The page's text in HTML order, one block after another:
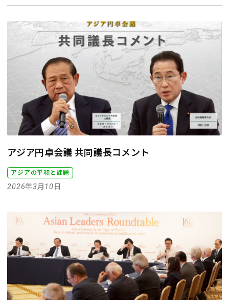
アジア円卓会議 共同議長コメント
アジアの平和と課題
2026年3月10日